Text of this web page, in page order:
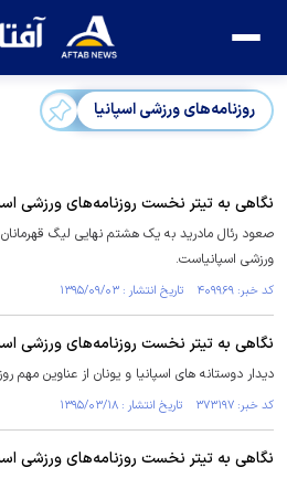
روزنامه‌های ورزشی اسپانیا
نگاهی به تیتر نخست روزنامه‌های ورزشی
صعود رئال مادرید به یک هشتم نهایی لیگ قهرمانان
ورزشی اسپانیاست.
کد خبر: ۴۰۹۹۶۹ تاریخ انتشار : ۱۳۹۵/۰۹/۰۳
نگاهی به تیتر نخست روزنامه‌های ورزشی
دیدار دوستانه های اسپانیا و یونان از عناوین مهم
کد خبر: ۳۷۳۱۹۷ تاریخ انتشار : ۱۳۹۵/۰۳/۱۸
نگاهی به تیتر نخست روزنامه‌های ورزشی